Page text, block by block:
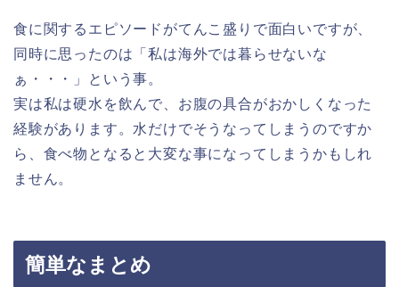
食に関するエピソードがてんこ盛りで面白いですが、
同時に思ったのは「私は海外では暮らせないな
ぁ・・・」という事。
実は私は硬水を飲んで、お腹の具合がおかしくなった
経験があります。水だけでそうなってしまうのですか
ら、食べ物となると大変な事になってしまうかもしれ
ません。
簡単なまとめ